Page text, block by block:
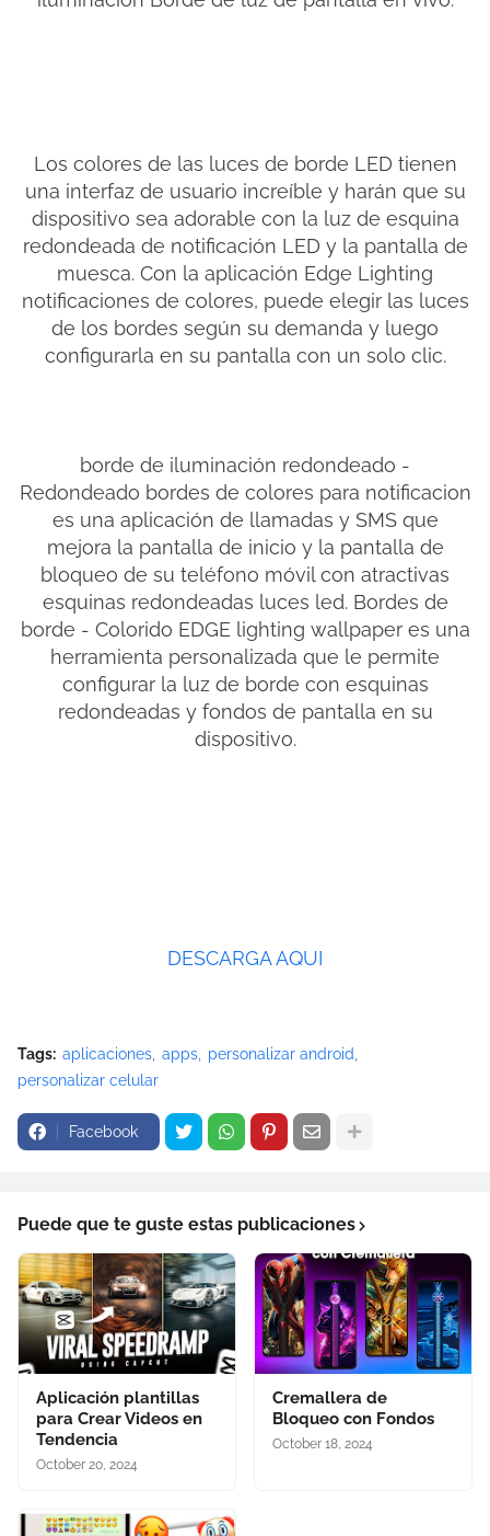
Los colores de las luces de borde LED tienen
una interfaz de usuario increíble y harán que su
dispositivo sea adorable con la luz de esquina
redondeada de notificación LED y la pantalla de
muesca. Con la aplicación Edge Lighting
notificaciones de colores, puede elegir las luces
de los bordes según su demanda y luego
configurarla en su pantalla con un solo clic.
borde de iluminación redondeado -
Redondeado bordes de colores para notificacion
es una aplicación de llamadas y SMS que
mejora la pantalla de inicio y la pantalla de
bloqueo de su teléfono móvil con atractivas
esquinas redondeadas luces led. Bordes de
borde - Colorido EDGE lighting wallpaper es una
herramienta personalizada que le permite
configurar la luz de borde con esquinas
redondeadas y fondos de pantalla en su
dispositivo.
DESCARGA AQUI
Tags: aplicaciones apps
personalizar android
personalizar celular
Facebook
Puede que te guste estas publicaciones
Aplicación plantillas
para Crear Videos en
Tendencia
October 20, 2024
Cremallera de
Bloqueo con Fondos
October 18, 2024